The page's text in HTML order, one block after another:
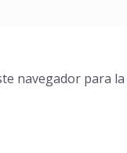
navegador para